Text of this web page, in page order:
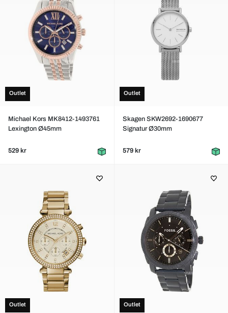
Outlet
Michael Kors MK8412-1493761
Lexington Ø45mm
529 kr
Outlet
Skagen SKW2692-1690677
Signatur Ø30mm
579 kr
Outlet Outlet